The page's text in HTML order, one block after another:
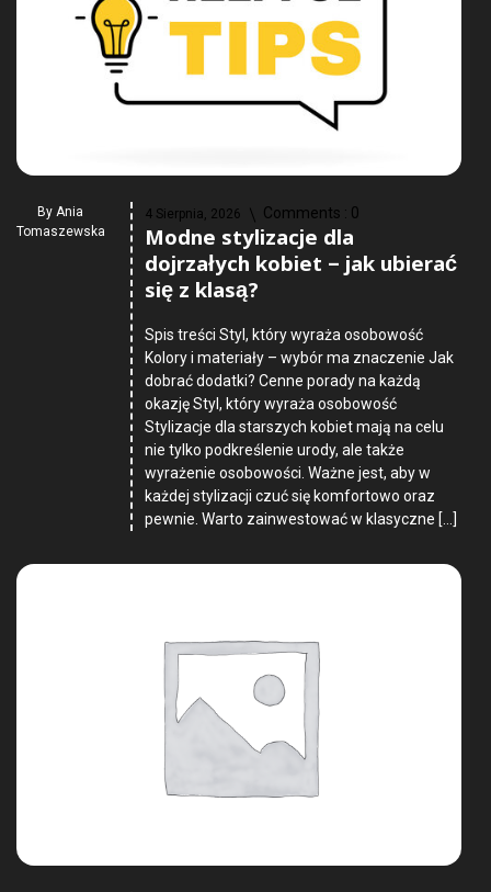
By Ania
Tomaszewska
4 Sierpnia, 2026 Comments : 0
Modne stylizacje dla
dojrzałych kobiet – jak ubierać
się z klasą?
Spis treści Styl, który wyraża osobowość
Kolory i materiały – wybór ma znaczenie Jak
dobrać dodatki? Cenne porady na każdą
okazję Styl, który wyraża osobowość
Stylizacje dla starszych kobiet mają na celu
nie tylko podkreślenie urody, ale także
wyrażenie osobowości. Ważne jest, aby w
każdej stylizacji czuć się komfortowo oraz
pewnie. Warto zainwestować w klasyczne […]